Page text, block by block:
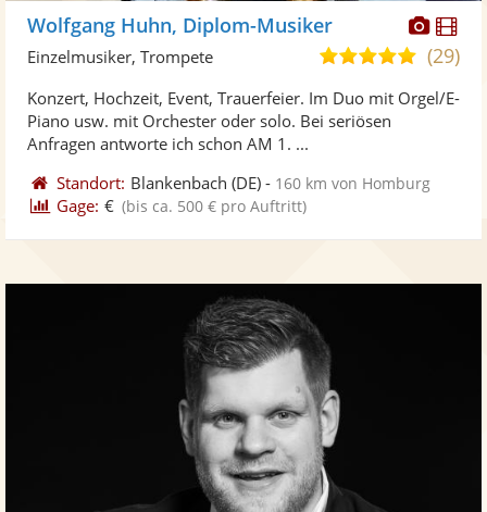
Fotos
Wolfgang Huhn, Diplom-Musiker
5,0
5
(29)
Einzelmusiker, Trompete
Konzert, Hochzeit, Event, Trauerfeier. Im Duo mit Orgel/E-
Piano usw. mit Orchester oder solo. Bei seriösen
Anfragen antworte ich schon AM 1. ...
Standort: Blankenbach (DE) - 160 km von Homburg
Gage: € (bis ca. 500 € pro Auftritt)